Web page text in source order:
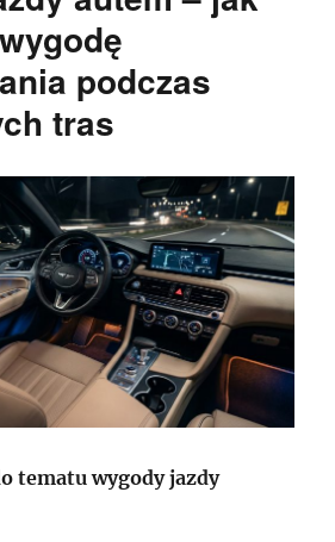
podczas
tras
tematu wygody jazdy